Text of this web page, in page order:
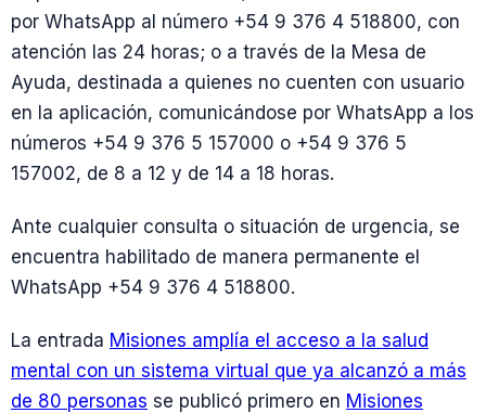
por WhatsApp al número +54 9 376 4 518800, con
atención las 24 horas; o a través de la Mesa de
Ayuda, destinada a quienes no cuenten con usuario
en la aplicación, comunicándose por WhatsApp a los
números +54 9 376 5 157000 o +54 9 376 5
157002, de 8 a 12 y de 14 a 18 horas.
Ante cualquier consulta o situación de urgencia, se
encuentra habilitado de manera permanente el
WhatsApp +54 9 376 4 518800.
La entrada Misiones amplía el acceso a la salud
mental con un sistema virtual que ya alcanzó a más
de 80 personas se publicó primero en Misiones